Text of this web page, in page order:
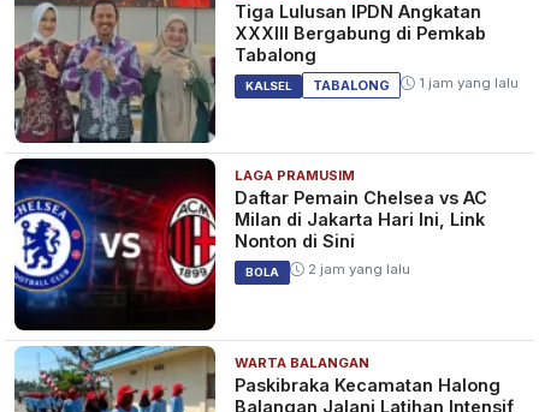
Tiga Lulusan IPDN Angkatan
XXXIII Bergabung di Pemkab
Tabalong
KALSEL TABALONG 1 jam yang lalu
LAGA PRAMUSIM
Daftar Pemain Chelsea vs AC
Milan di Jakarta Hari Ini, Link
Nonton di Sini
BOLA 2 jam yang lalu
WARTA BALANGAN
Paskibraka Kecamatan Halong
Balangan Jalani Latihan Intensif